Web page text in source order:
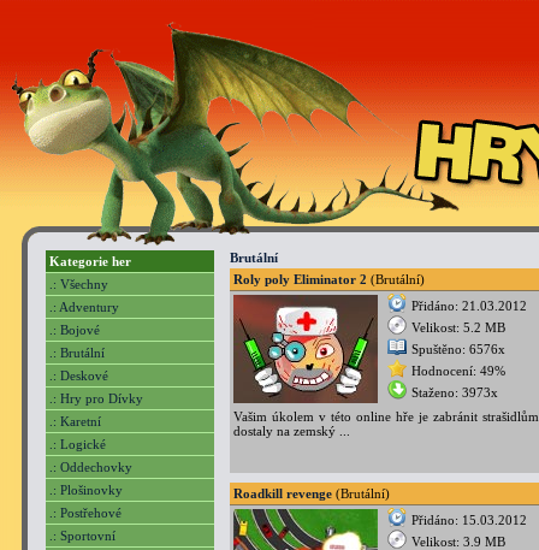
Kategorie her
.: Všechny
.: Adventury
.: Bojové
.: Brutální
.: Deskové
.: Hry pro Dívky
.: Karetní
.: Logické
.: Oddechovky
.: Plošinovky
.: Postřehové
.: Sportovní
Brutální
Roly poly Eliminator 2 (Brutální)
Přidáno: 21.03.2012
Velikost: 5.2 MB
Spuštěno: 6576x
Hodnocení: 49%
Staženo: 3973x
Vašim úkolem v této online hře je zabránit
dostaly na zemský ...
Roadkill revenge (Brutální)
Přidáno: 15.03.2012
Velikost: 3.9 MB